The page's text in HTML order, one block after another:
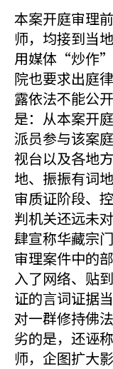
本案开庭审理
师，均接到当
用媒体“炒作”
院也要求出庭
露依法不能公
是：从本案开
派员参与该案
视台以及各地
地、振振有词
审质证阶段、
判机关还远未
肆宣称华藏宗
审理案件中的
入了网络、贴
证的言词证据
对一群修持佛
劣的是，还诬
师，企图扩大